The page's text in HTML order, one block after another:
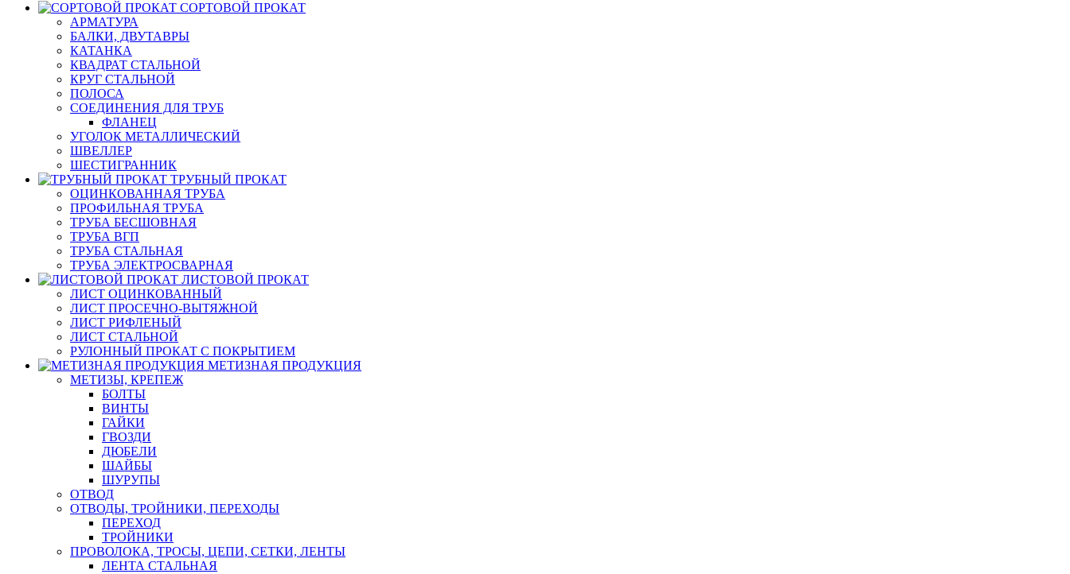
СОРТОВОЙ ПРОКАТ
АРМАТУРА
БАЛКИ, ДВУТАВРЫ
КАТАНКА
КВАДРАТ СТАЛЬНОЙ
КРУГ СТАЛЬНОЙ
ПОЛОСА
СОЕДИНЕНИЯ ДЛЯ ТРУБ
ФЛАНЕЦ
УГОЛОК МЕТАЛЛИЧЕСКИЙ
ШВЕЛЛЕР
ШЕСТИГРАННИК
ТРУБНЫЙ ПРОКАТ
ОЦИНКОВАННАЯ ТРУБА
ПРОФИЛЬНАЯ ТРУБА
ТРУБА БЕСШОВНАЯ
ТРУБА ВГП
ТРУБА СТАЛЬНАЯ
ТРУБА ЭЛЕКТРОСВАРНАЯ
ЛИСТОВОЙ ПРОКАТ
ЛИСТ ОЦИНКОВАННЫЙ
ЛИСТ ПРОСЕЧНО-ВЫТЯЖНОЙ
ЛИСТ РИФЛЕНЫЙ
ЛИСТ СТАЛЬНОЙ
РУЛОННЫЙ ПРОКАТ С ПОКРЫТИЕМ
МЕТИЗНАЯ ПРОДУКЦИЯ
МЕТИЗЫ, КРЕПЕЖ
БОЛТЫ
ВИНТЫ
ГАЙКИ
ГВОЗДИ
ДЮБЕЛИ
ШАЙБЫ
ШУРУПЫ
ОТВОД
ОТВОДЫ, ТРОЙНИКИ, ПЕРЕХОДЫ
ПЕРЕХОД
ТРОЙНИКИ
ПРОВОЛОКА, ТРОСЫ, ЦЕПИ, СЕТКИ, ЛЕНТЫ
ЛЕНТА СТАЛЬНАЯ